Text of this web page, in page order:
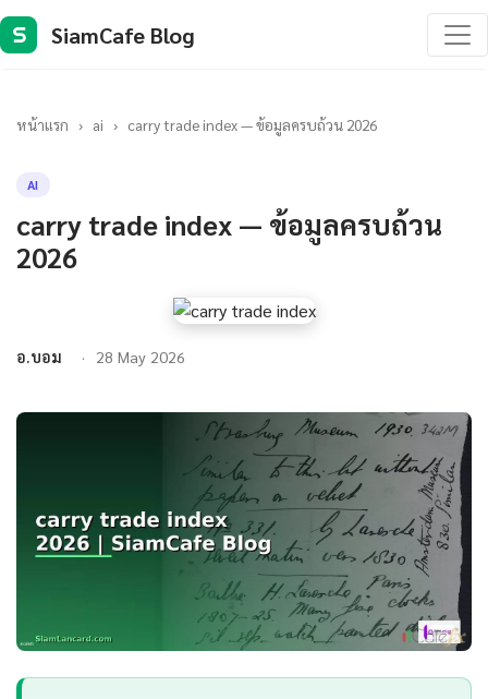
S SiamCafe Blog
หน้าแรก › ai › carry trade index — ข้อมูลครบถ้วน 2026
AI
carry trade index — ข้อมูลครบถ้วน
2026
อ.บอม 28 May 2026